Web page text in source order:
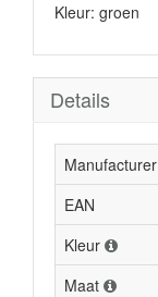
Kleur: groen
Details
Manufacturer
EAN
Kleur
Maat